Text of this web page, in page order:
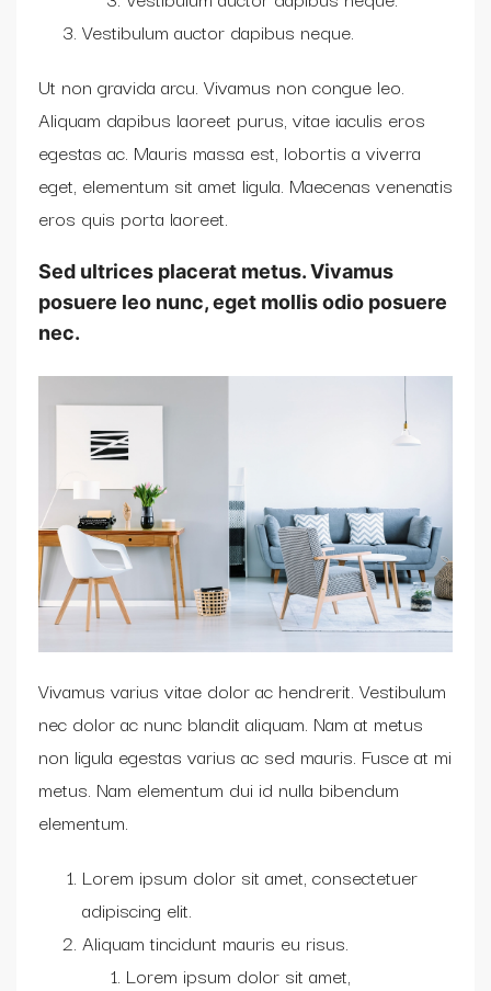
Vestibulum auctor dapibus neque.
Ut non gravida arcu. Vivamus non congue leo.
Aliquam dapibus laoreet purus, vitae iaculis eros
egestas ac. Mauris massa est, lobortis a viverra
eget, elementum sit amet ligula. Maecenas venenatis
eros quis porta laoreet.
Sed ultrices placerat metus. Vivamus
posuere leo nunc, eget mollis odio posuere
nec.
Vivamus varius vitae dolor ac hendrerit. Vestibulum
nec dolor ac nunc blandit aliquam. Nam at metus
non ligula egestas varius ac sed mauris. Fusce at mi
metus. Nam elementum dui id nulla bibendum
elementum.
Lorem ipsum dolor sit amet, consectetuer
adipiscing elit.
Aliquam tincidunt mauris eu risus.
Lorem ipsum dolor sit amet,